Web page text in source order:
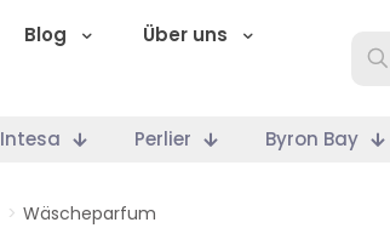
Blog
Über uns
Intesa Perlier Byron Bay
> Wäscheparfum